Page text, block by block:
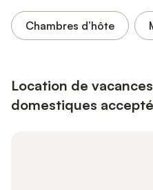
Chambres d’hôte
Location de
domestiques